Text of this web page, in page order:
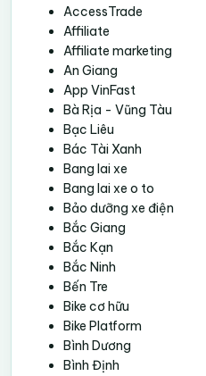
AccessTrade
Affiliate
Affiliate marketing
An Giang
App VinFast
Bà Rịa - Vũng Tàu
Bạc Liêu
Bác Tài Xanh
Bang lai xe
Bang lai xe o to
Bảo dưỡng xe điện
Bắc Giang
Bắc Kạn
Bắc Ninh
Bến Tre
Bike cơ hữu
Bike Platform
Bình Dương
Bình Định